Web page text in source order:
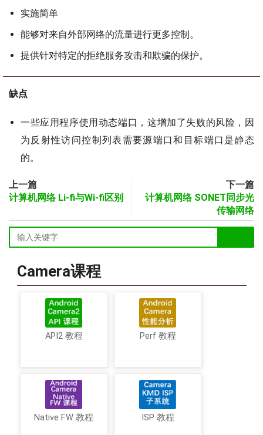
实施简单
能够对来自外部网络的流量进行更多控制。
提供针对特定的拒绝服务攻击和欺骗的保护。
缺点
一些应用程序使用动态端口，这增加了失败的风险，因
为反射性访问控制列表需要源端口和目标端口是静态
的。
上一篇
计算机网络 Li-fi与Wi-fi区别
下一篇
计算机网络 SONET同步光
传输网络
Camera课程
API2 教程 Perf 教程
Native FW 教程 ISP 教程